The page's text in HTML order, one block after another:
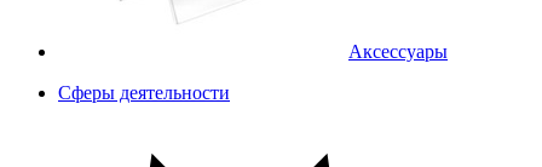
Аксессуары
Сферы деятельности